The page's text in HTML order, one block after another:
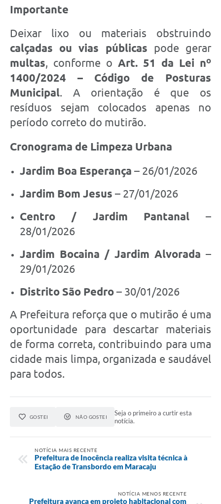
Importante
Deixar lixo ou materiais obstruindo
calçadas ou vias públicas pode gerar
multas, conforme o Art. 51 da Lei nº
1400/2024 – Código de Posturas
Municipal. A orientação é que os
resíduos sejam colocados apenas no
período correto do mutirão.
Cronograma de Limpeza Urbana
Jardim Boa Esperança – 26/01/2026
Jardim Bom Jesus – 27/01/2026
Centro / Jardim Pantanal –
28/01/2026
Jardim Bocaina / Jardim Alvorada –
29/01/2026
Distrito São Pedro – 30/01/2026
A Prefeitura reforça que o mutirão é uma
oportunidade para descartar materiais
de forma correta, contribuindo para uma
cidade mais limpa, organizada e saudável
para todos.
GOSTEI NÃO GOSTEI
Seja o primeiro a curtir esta
notícia.
NOTÍCIA MAIS RECENTE
Prefeitura de Inocência realiza visita técnica à
Estação de Transbordo em Maracaju
NOTÍCIA MENOS RECENTE
Prefeitura avança em projeto habitacional com